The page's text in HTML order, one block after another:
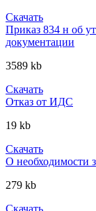
Скачать
Приказ 834 н об
документации
3589 kb
Скачать
Отказ от ИДС
19 kb
Скачать
О необходимости
279 kb
Скачать